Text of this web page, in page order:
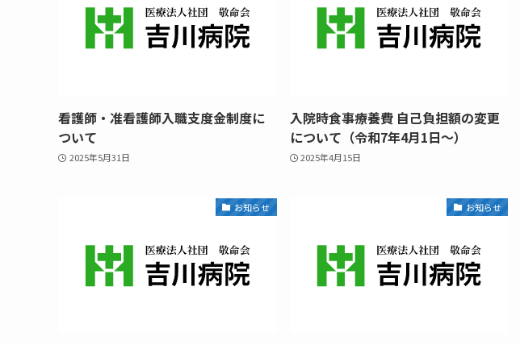
看護師・准看護師入職支度金制度に
ついて
2025年5月31日
入院時食事療養費 自己負担額の変更
について（令和7年4月1日～）
2025年4月15日
お知らせ お知らせ